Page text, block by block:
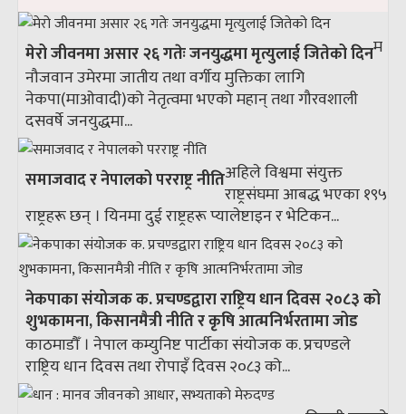
मेरो जीवनमा असार २६ गतेः जनयुद्धमा मृत्युलाई जितेको दिनम
नौजवान उमेरमा जातीय तथा वर्गीय मुक्तिका लागि
नेकपा(माओवादी)को नेतृत्वमा भएको महान् तथा गौरवशाली
दसवर्षे जनयुद्धमा...
समाजवाद र नेपालको परराष्ट्र नीतिअहिले विश्वमा संयुक्त
राष्ट्रसंघमा आबद्ध भएका १९५
राष्ट्रहरू छन् । यिनमा दुई राष्ट्रहरू प्यालेष्टाइन र भेटिकन...
नेकपाका संयोजक क. प्रचण्डद्वारा राष्ट्रिय धान दिवस २०८३ को
शुभकामना, किसानमैत्री नीति र कृषि आत्मनिर्भरतामा जोड
काठमाडौँ । नेपाल कम्युनिष्ट पार्टीका संयोजक क. प्रचण्डले
राष्ट्रिय धान दिवस तथा रोपाइँ दिवस २०८३ को...